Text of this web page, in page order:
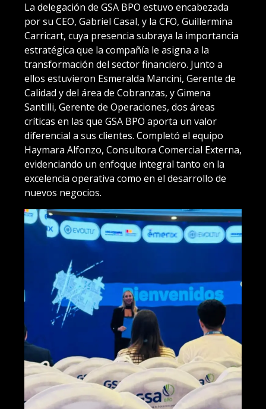
La delegación de GSA BPO estuvo encabezada
por su CEO, Gabriel Casal, y la CFO, Guillermina
Carricart, cuya presencia subraya la importancia
estratégica que la compañía le asigna a la
transformación del sector financiero. Junto a
ellos estuvieron Esmeralda Mancini, Gerente de
Calidad y del área de Cobranzas, y Gimena
Santilli, Gerente de Operaciones, dos áreas
críticas en las que GSA BPO aporta un valor
diferencial a sus clientes. Completó el equipo
Haymara Alfonzo, Consultora Comercial Externa,
evidenciando un enfoque integral tanto en la
excelencia operativa como en el desarrollo de
nuevos negocios.